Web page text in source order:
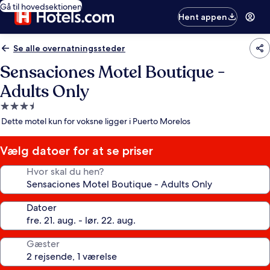
Gå til hovedsektionen
Hent appen
Se alle overnatningssteder
Sensaciones Motel Boutique -
Adults Only
3.5-
stjernet
Dette motel kun for voksne ligger i Puerto Morelos
Vælg datoer for at se priser
Hvor skal du hen?
Datoer
Gæster